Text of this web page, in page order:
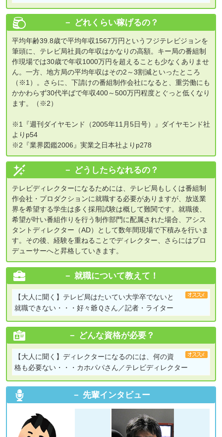
どれくらい稼げるの？
平均年齢39.8歳で平均年収1567万円というフジテレビジョンを
筆頭に、テレビ局社員の年収はかなりの高額。キー局の番組制
作現場では30歳で年収1000万円を超えることも少なくありませ
ん。一方、地方局の平均年収はその2～3割減といったところ
（※1）。さらに、下請けの番組制作会社になると、重労働にも
かかわらず30代半ばで年収400～500万円程度とぐっと低くなり
ます。（※2）
※1『週刊ダイヤモンド（2005年11月5日号）』ダイヤモンド社
よりp54
※2『業界図鑑2006』実業之日本社よりp278
どうしたらなれるの？
テレビディレクターになるためには、テレビ局もしくは番組制
作会社・プロダクションに就職する必要がありますが、放送業
界を希望する学生は多く採用試験は概して難関です。就職後、
希望が叶い番組作りを行う制作部門に配属された場合、アシス
タントディレクター（AD）として数年間現場で下積みを行いま
す。その後、経験を重ねることでディレクター、さらにはプロ
デューサーへと昇格していきます。
就職について教えて！
【大人に聞く】 テレビ局はたいてい大学卒でないと
就職できない・・・好々爺Ｑさん／記者・ライター
どんな資格が必要？
【大人に聞く】 ディレクターになるのには、何の資
格も必要ない・・・カホパパさん／テレビディレクター
先輩インタビュー